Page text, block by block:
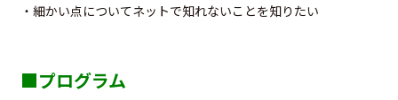
・細かい点についてネットで知れないことを知りたい
■プログラム